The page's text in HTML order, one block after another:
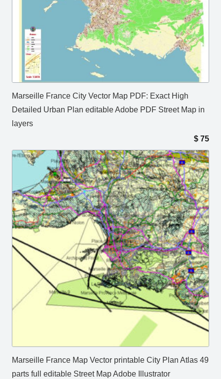
Marseille France City Vector Map PDF: Exact High
Detailed Urban Plan editable Adobe PDF Street Map in
layers
$ 75
Marseille France Map Vector printable City Plan Atlas 49
parts full editable Street Map Adobe Illustrator